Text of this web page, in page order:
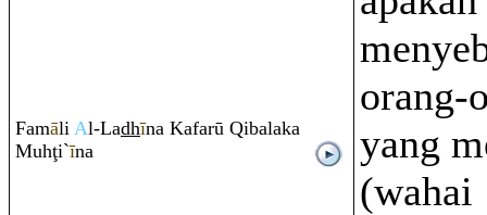
Famāli Al-Ladhīna Kafarū Qibalaka
Muhţi`īna
orang-
yang
(wahai